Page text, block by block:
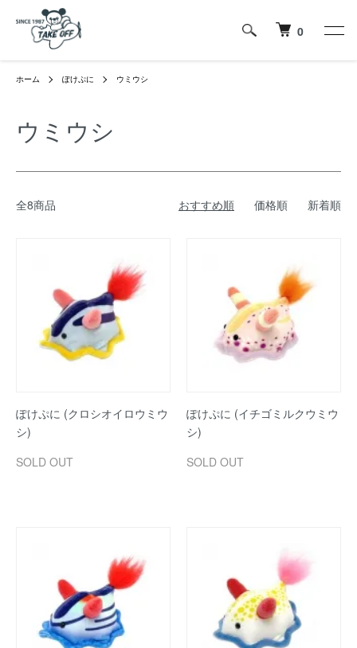
0
ホーム ぽけぷに ウミウシ
ウミウシ
全8商品 おすすめ順 価格順 新着順
ぽけぷに (クロシオイロウミウ
シ)
SOLD OUT
ぽけぷに (イチゴミルクウミウ
シ)
SOLD OUT